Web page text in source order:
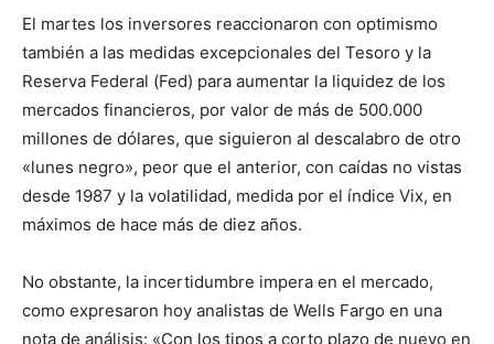
El martes los inversores reaccionaron con optimismo
también a las medidas excepcionales del Tesoro y la
Reserva Federal (Fed) para aumentar la liquidez de los
mercados financieros, por valor de más de 500.000
millones de dólares, que siguieron al descalabro de otro
«lunes negro», peor que el anterior, con caídas no vistas
desde 1987 y la volatilidad, medida por el índice Vix, en
máximos de hace más de diez años.
No obstante, la incertidumbre impera en el mercado,
como expresaron hoy analistas de Wells Fargo en una
nota de análisis: «Con los tipos a corto plazo de nuevo en